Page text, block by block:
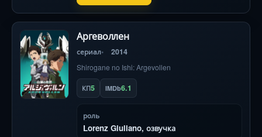
Аргеволлен
сериал 2014
Shirogane no Ishi: Argevollen
КП5 IMDb6.1
роль
Lorenz Giuliano, озвучка